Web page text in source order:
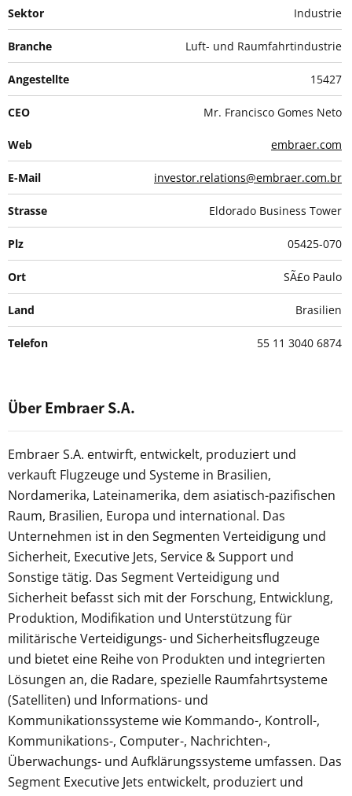
Sektor Industrie
Branche Luft- und Raumfahrtindustrie
Angestellte 15427
CEO Mr. Francisco Gomes Neto
Web embraer.com
E-Mail investor.relations@embraer.com.br
Strasse Eldorado Business Tower
Plz 05425-070
Ort SÃ£o Paulo
Land Brasilien
Telefon 55 11 3040 6874
Über Embraer S.A.
Embraer S.A. entwirft, entwickelt, produziert und
verkauft Flugzeuge und Systeme in Brasilien,
Nordamerika, Lateinamerika, dem asiatisch-pazifischen
Raum, Brasilien, Europa und international. Das
Unternehmen ist in den Segmenten Verteidigung und
Sicherheit, Executive Jets, Service & Support und
Sonstige tätig. Das Segment Verteidigung und
Sicherheit befasst sich mit der Forschung, Entwicklung,
Produktion, Modifikation und Unterstützung für
militärische Verteidigungs- und Sicherheitsflugzeuge
und bietet eine Reihe von Produkten und integrierten
Lösungen an, die Radare, spezielle Raumfahrtsysteme
(Satelliten) und Informations- und
Kommunikationssysteme wie Kommando-, Kontroll-,
Kommunikations-, Computer-, Nachrichten-,
Überwachungs- und Aufklärungssysteme umfassen. Das
Segment Executive Jets entwickelt, produziert und